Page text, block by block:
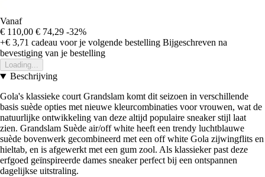
Vanaf
€ 110,00 € 74,29 -32%
+€ 3,71 cadeau voor je volgende bestelling Bijgeschreven na
bevestiging van je bestelling
Loading...
Beschrijving
Gola's klassieke court Grandslam komt dit seizoen in verschillende
basis suède opties met nieuwe kleurcombinaties voor vrouwen, wat de
natuurlijke ontwikkeling van deze altijd populaire sneaker stijl laat
zien. Grandslam Suède air/off white heeft een trendy luchtblauwe
suède bovenwerk gecombineerd met een off white Gola zijwingflits en
hieltab, en is afgewerkt met een gum zool. Als klassieker past deze
erfgoed geïnspireerde dames sneaker perfect bij een ontspannen
dagelijkse uitstraling.